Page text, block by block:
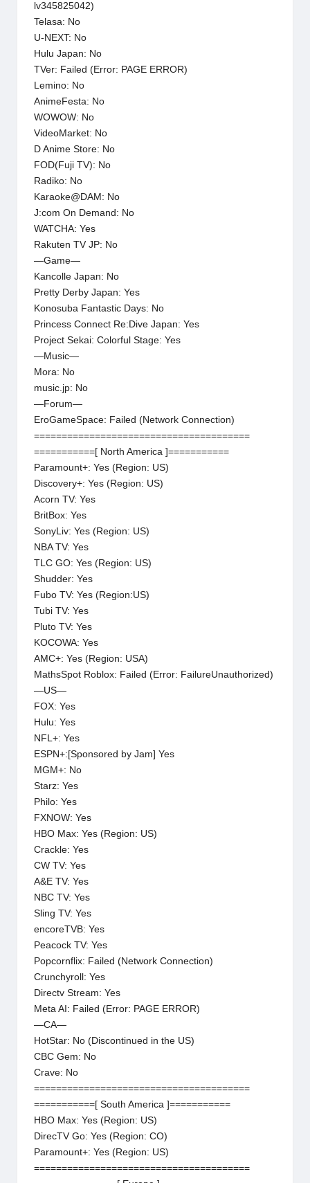
lv345825042)
Telasa: No
U-NEXT: No
Hulu Japan: No
TVer: Failed (Error: PAGE ERROR)
Lemino: No
AnimeFesta: No
WOWOW: No
VideoMarket: No
D Anime Store: No
FOD(Fuji TV): No
Radiko: No
Karaoke@DAM: No
J:com On Demand: No
WATCHA: Yes
Rakuten TV JP: No
—Game—
Kancolle Japan: No
Pretty Derby Japan: Yes
Konosuba Fantastic Days: No
Princess Connect Re:Dive Japan: Yes
Project Sekai: Colorful Stage: Yes
—Music—
Mora: No
music.jp: No
—Forum—
EroGameSpace: Failed (Network Connection)
=======================================
===========[ North America ]===========
Paramount+: Yes (Region: US)
Discovery+: Yes (Region: US)
Acorn TV: Yes
BritBox: Yes
SonyLiv: Yes (Region: US)
NBA TV: Yes
TLC GO: Yes (Region: US)
Shudder: Yes
Fubo TV: Yes (Region:US)
Tubi TV: Yes
Pluto TV: Yes
KOCOWA: Yes
AMC+: Yes (Region: USA)
MathsSpot Roblox: Failed (Error: FailureUnauthorized)
—US—
FOX: Yes
Hulu: Yes
NFL+: Yes
ESPN+:[Sponsored by Jam] Yes
MGM+: No
Starz: Yes
Philo: Yes
FXNOW: Yes
HBO Max: Yes (Region: US)
Crackle: Yes
CW TV: Yes
A&E TV: Yes
NBC TV: Yes
Sling TV: Yes
encoreTVB: Yes
Peacock TV: Yes
Popcornflix: Failed (Network Connection)
Crunchyroll: Yes
Directv Stream: Yes
Meta AI: Failed (Error: PAGE ERROR)
—CA—
HotStar: No (Discontinued in the US)
CBC Gem: No
Crave: No
=======================================
===========[ South America ]===========
HBO Max: Yes (Region: US)
DirecTV Go: Yes (Region: CO)
Paramount+: Yes (Region: US)
=======================================